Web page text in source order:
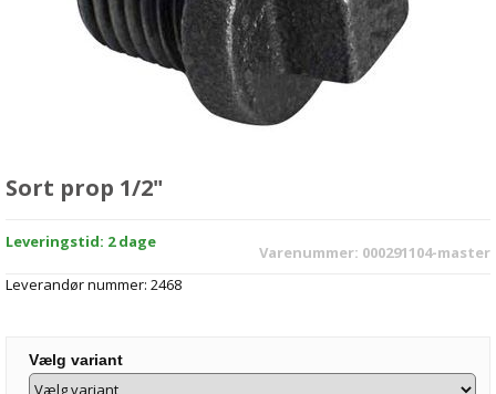
Sort prop 1/2"
Leveringstid: 2 dage
Varenummer: 000291104-master
Leverandør nummer: 2468
Vælg variant